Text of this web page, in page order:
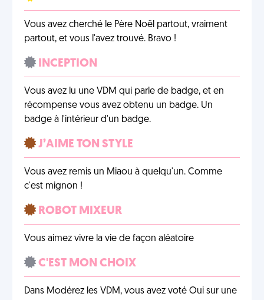
Vous avez cherché le Père Noël partout, vraiment
partout, et vous l'avez trouvé. Bravo !
INCEPTION
Vous avez lu une VDM qui parle de badge, et en
récompense vous avez obtenu un badge. Un
badge à l'intérieur d'un badge.
J’AIME TON STYLE
Vous avez remis un Miaou à quelqu'un. Comme
c'est mignon !
ROBOT MIXEUR
Vous aimez vivre la vie de façon aléatoire
C'EST MON CHOIX
Dans Modérez les VDM, vous avez voté Oui sur une